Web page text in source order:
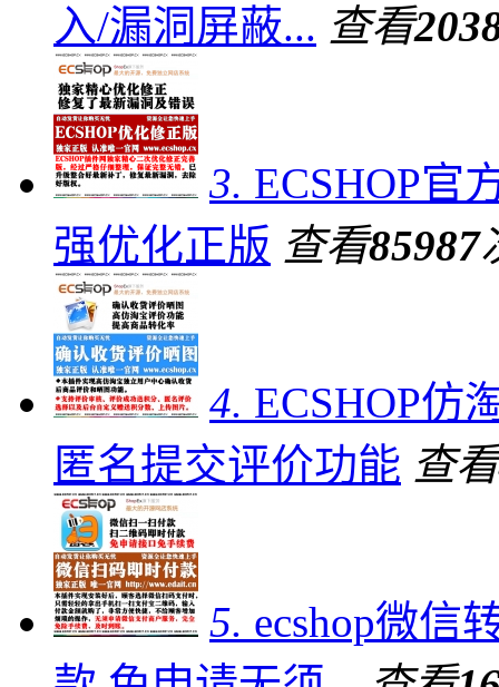
入/漏洞屏蔽... 查看
3. ECSHOP官
强优化正版 查看85987
4. ECSHOP仿
匿名提交评价功能 查看
5. ecshop微信